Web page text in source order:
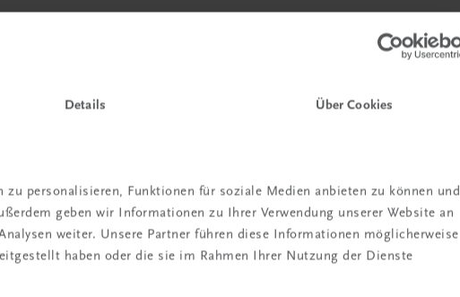
Details Über Cookies
personalisieren, Funktionen für soziale Medien anbieten zu können und
geben wir Informationen zu Ihrer Verwendung unserer Website an
weiter. Unsere Partner führen diese Informationen möglicherweise
haben oder die sie im Rahmen Ihrer Nutzung der Dienste